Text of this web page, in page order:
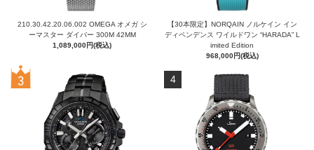
210.30.42.20.06.002 OMEGA オメガ シ
ーマスター ダイバー 300M 42MM
1,089,000円(税込)
【30本限定】NORQAIN ノルケイン イン
ディペンデンス ワイルドワン “HARADA” L
imited Edition
968,000円(税込)
4